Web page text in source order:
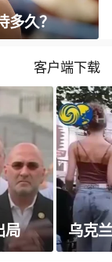
多久？
客户端下载
长职务